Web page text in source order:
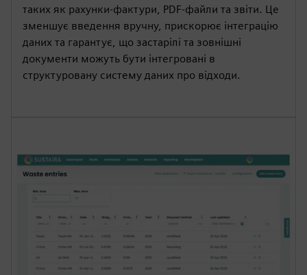
таких як рахунки-фактури, PDF-файли та звіти. Це
зменшує введення вручну, прискорює інтеграцію
даних та гарантує, що застарілі та зовнішні
документи можуть бути інтегровані в
структуровану систему даних про відходи.